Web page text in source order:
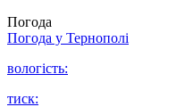
Погода
Погода у Тернополі
вологість:
тиск: